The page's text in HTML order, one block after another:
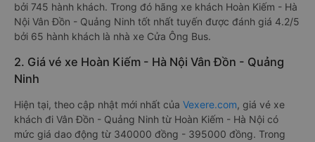
bởi 745 hành khách. Trong đó hãng xe khách Hoàn Kiếm - Hà
Nội Vân Đồn - Quảng Ninh tốt nhất tuyến được đánh giá 4.2/5
bởi 65 hành khách là nhà xe Cửa Ông Bus.
2. Giá vé xe Hoàn Kiếm - Hà Nội Vân Đồn - Quảng
Ninh
Hiện tại, theo cập nhật mới nhất của Vexere.com, giá vé xe
khách đi Vân Đồn - Quảng Ninh từ Hoàn Kiếm - Hà Nội có
mức giá dao động từ 340000 đồng - 395000 đồng. Trong